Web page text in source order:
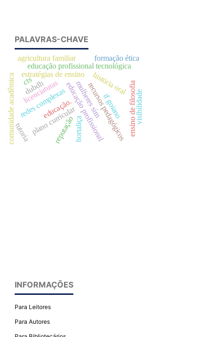
PALAVRAS-CHAVE
educação profissional
estratégias de ensino
redes complexas
plano curricular
história oral
educação profissional tecnológica
educação.mulheres sim
recursos pedagógicos
hortaliça
agricultura familiar
licenciaturas
if goiano
reputação
dubdh ensino de filosofia
formação ética
tutoria
cts
visibilidade
comunidade acadêmica
INFORMAÇÕES
Para Leitores
Para Autores